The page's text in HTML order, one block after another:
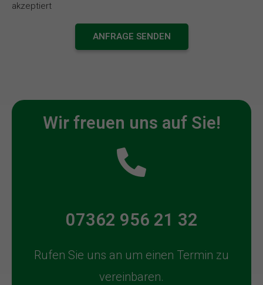
akzeptiert
ANFRAGE SENDEN
Wir freuen uns auf Sie!
07362 956 21 32
Rufen Sie uns an um einen Termin zu
vereinbaren.